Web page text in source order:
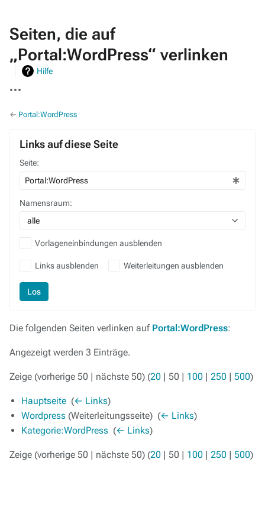
Seiten, die auf
„Portal:WordPress“ verlinken
Hilfe
Aktionen
← Portal:WordPress
Links auf diese Seite
Seite:
Namensraum:
alle
Vorlageneinbindungen ausblenden
Links ausblenden Weiterleitungen ausblenden
Los
Die folgenden Seiten verlinken auf Portal:WordPress:
Angezeigt werden 3 Einträge.
Zeige (vorherige 50 | nächste 50) (20 | 50 | 100 | 250 | 500)
Hauptseite (← Links)
Wordpress (Weiterleitungsseite) ‎ (← Links)
Kategorie:WordPress (← Links)
Zeige (vorherige 50 | nächste 50) (20 | 50 | 100 | 250 | 500)